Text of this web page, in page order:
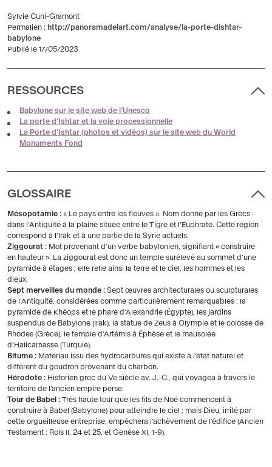
Sylvie Cuni-Gramont
Permalien : http://panoramadelart.com/analyse/la-porte-dishtar-
babylone
Publié le 17/05/2023
RESSOURCES
Babylone sur le site web de l’Unesco
La porte d’Ishtar et la voie processionnelle
La Porte d'Ishtar (photos et vidéos) sur le site web du World
Monuments Fond
GLOSSAIRE
Mésopotamie : « Le pays entre les fleuves ». Nom donné par les Grecs
dans l’Antiquité à la plaine située entre le Tigre et l’Euphrate. Cette région
correspond à l’Irak et à une partie de la Syrie actuels.
Ziggourat : Mot provenant d’un verbe babylonien, signifiant « construire
en hauteur ». La ziggourat est donc un temple surélevé au sommet d’une
pyramide à étages ; elle relie ainsi la terre et le ciel, les hommes et les
dieux.
Sept merveilles du monde : Sept œuvres architecturales ou sculpturales
de l’Antiquité, considérées comme particulièrement remarquables : la
pyramide de Khéops et le phare d’Alexandrie (Égypte), les jardins
suspendus de Babylone (Irak), la statue de Zeus à Olympie et le colosse de
Rhodes (Grèce), le temple d’Artémis à Éphèse et le mausolée
d’Halicarnasse (Turquie).
Bitume : Matériau issu des hydrocarbures qui existe à l’état naturel et
différent du goudron provenant du charbon.
Hérodote : Historien grec du Ve siècle av. J.-C., qui voyagea à travers le
territoire de l’ancien empire perse.
Tour de Babel : Très haute tour que les fils de Noé commencent à
construire à Babel (Babylone) pour atteindre le ciel ; mais Dieu, irrité par
cette orgueilleuse entreprise, empêchera l’achèvement de l’édifice (Ancien
Testament : Rois II, 24 et 25, et Genèse XI, 1-9).